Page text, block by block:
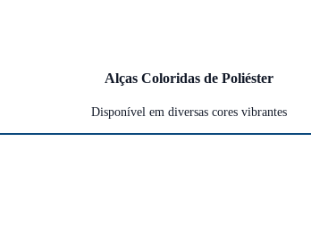
Alças Coloridas de Poliéster
Disponível em diversas cores vibrantes